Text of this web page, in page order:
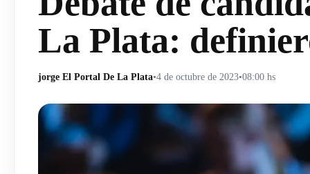
La Plata:
jorge El Portal De La Plata•4 de octubre de 2023•08:00 hs